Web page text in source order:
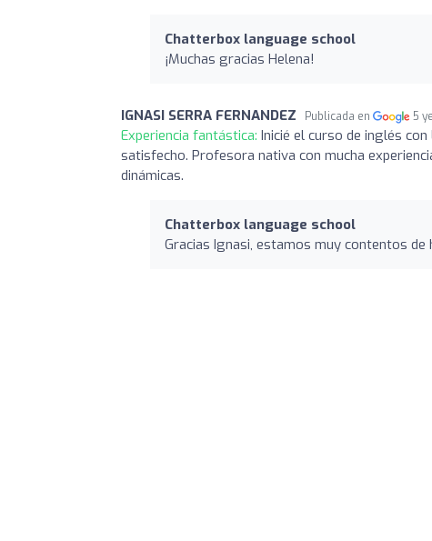
Chatterbox language school
¡Muchas gracias Helena!
IGNASI SERRA FERNANDEZ Publicada en 5
Experiencia fantástica: Inicié el curso de inglés
satisfecho. Profesora nativa con mucha
dinámicas.
Chatterbox language school
Gracias Ignasi, estamos muy contentos